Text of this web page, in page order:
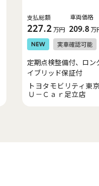
支払総額
227.2万円
車両価格
209.8万
定期点検整備付、ロン
イブリッド保証付
トヨタモビリティ東京
Ｕ－Ｃａｒ足立店